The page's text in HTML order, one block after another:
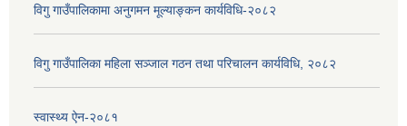
विगु गाउँपालिकामा अनुगमन मूल्याङ्कन कार्यविधि-२०८२
विगु गाउँपालिका महिला सञ्जाल गठन तथा परिचालन कार्यविधि, २०८२
स्वास्थ्य ऐन-२०८१